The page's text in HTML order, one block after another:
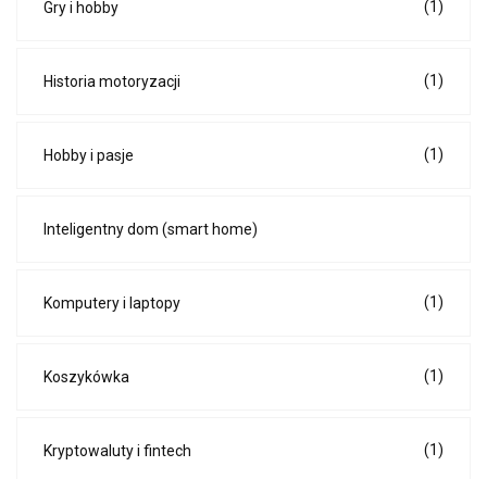
Gry i hobby (1)
Historia motoryzacji (1)
Hobby i pasje (1)
Inteligentny dom (smart home)
Komputery i laptopy (1)
Koszykówka (1)
Kryptowaluty i fintech (1)